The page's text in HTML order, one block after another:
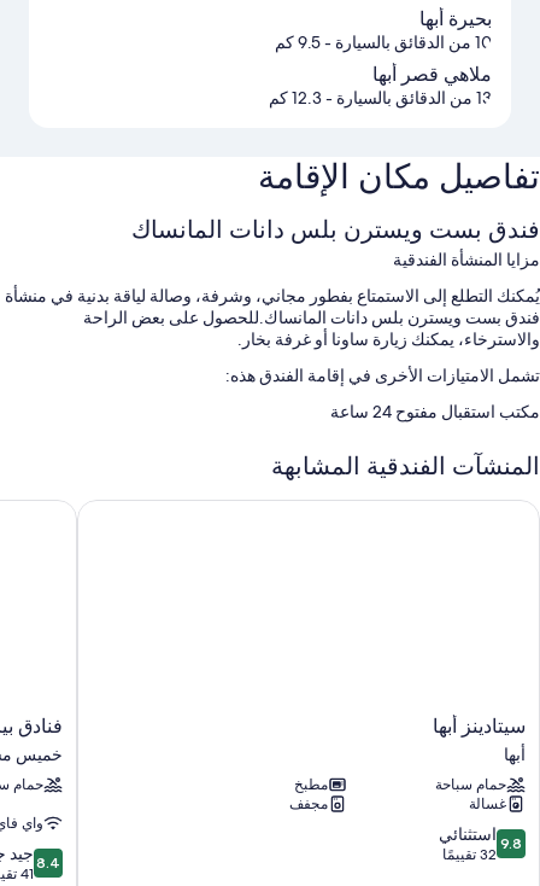
بحيرة أبها
10 من الدقائق بالسيارة - 9.5 كم
ملاهي قصر أبها
13 من الدقائق بالسيارة - 12.3 كم
تفاصيل مكان الإقامة
فندق بست ويسترن بلس دانات المانساك
مزايا المنشأة الفندقية
يُمكنك التطلع إلى الاستمتاع بفطور مجاني، وشرفة، وصالة لياقة بدنية في منشأة
فندق بست ويسترن بلس دانات المانساك.للحصول على بعض الراحة
والاسترخاء، يمكنك زيارة ساونا أو غرفة بخار.
تشمل الامتيازات الأخرى في إقامة الفندق هذه:
مكتب استقبال مفتوح 24 ساعة
سمات الغرفة
المنشآت الفندقية المشابهة
سيتادينز
أبها
أبها
سيتادينز أبها
أبها
حمام سباحة
مطبخ
غسالة
مجفف
9.8
من
9.8 استثنائي
32 تقييمًا
سيتادينز أبها
فنادق
خميس
مشيط
فنادق
خميس
حمام
واي
8.4
من
8.4 جيد
41 تقييمًا
فنادق